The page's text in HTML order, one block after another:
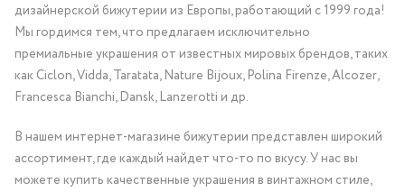
дизайнерской бижутерии из Европы, работающий с 1999 года!
Мы гордимся тем, что предлагаем исключительно
премиальные украшения от известных мировых брендов, таких
как Ciclon, Vidda, Taratata, Nature Bijoux, Polina Firenze, Alcozer,
Francesca Bianchi, Dansk, Lanzerotti и др.
В нашем интернет-магазине бижутерии представлен широкий
ассортимент, где каждый найдет что-то по вкусу. У нас вы
можете купить качественные украшения в винтажном стиле,